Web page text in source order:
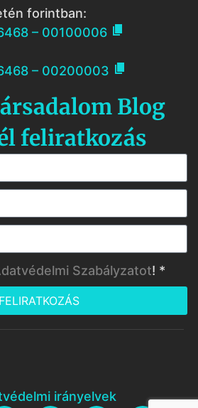
forintban:
– 00100006 
– 00200003 
Blog
feliratkozás
Szabályzatot! *
FELIRATKOZÁS
irányelvek